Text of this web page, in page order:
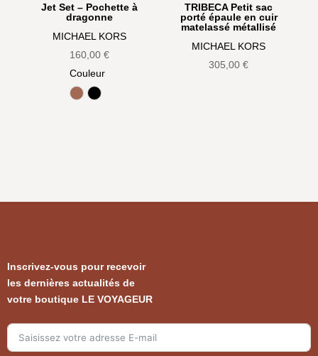
Jet Set – Pochette à
dragonne
MICHAEL KORS
160,00 €
Couleur
Luggage
Noir
TRIBECA Petit sac
porté épaule en cuir
matelassé métallisé
MICHAEL KORS
305,00€
Inscrivez-vous pour recevoir
les dernières actualités de
votre boutique LE VOYAGEUR